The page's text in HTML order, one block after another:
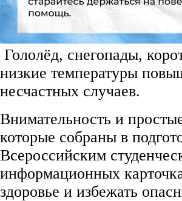
Гололёд, снегопады,
низкие температуры
несчастных случаев.
Внимательность и
которые собраны в
Всероссийским
информационных
здоровье и избежать